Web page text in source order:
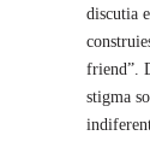
discutia
friend”.
stigma